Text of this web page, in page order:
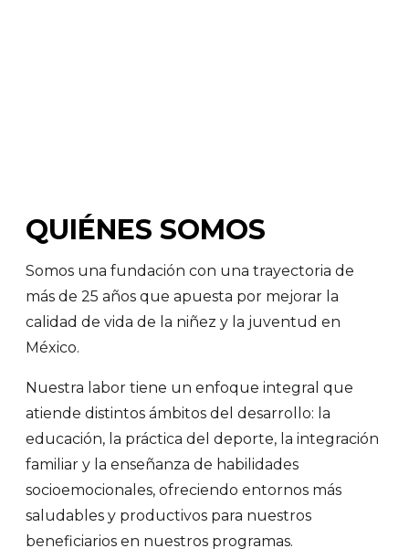
QUIÉNES SOMOS
Somos una fundación con una trayectoria de
más de 25 años que apuesta por mejorar la
calidad de vida de la niñez y la juventud en
México.
Nuestra labor tiene un enfoque integral que
atiende distintos ámbitos del desarrollo: la
educación, la práctica del deporte, la integración
familiar y la enseñanza de habilidades
socioemocionales, ofreciendo entornos más
saludables y productivos para nuestros
beneficiarios en nuestros programas.